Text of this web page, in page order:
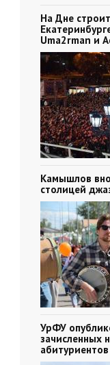
На Дне
Uma2rman и
Камышлов
столицей
УрФУ
зачисленных
абитуриентов